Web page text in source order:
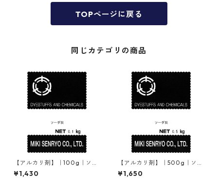
TOPページに戻る
同じカテゴリの商品
【アルカリ剤】｜100g｜ソー
ダ灰（炭酸ナトリウム）
¥1,430
【アルカリ剤】｜500g｜ソー
ダ灰（炭酸ナトリウム）
¥1,650